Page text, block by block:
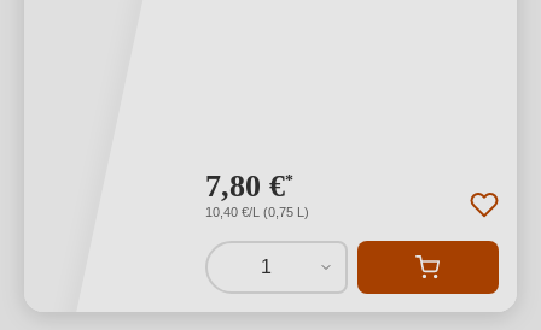
7,80 €*
10,40 €/L (0,75 L)
1